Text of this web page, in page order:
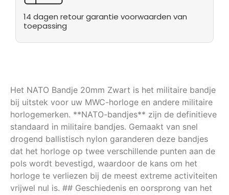
14 dagen retour garantie voorwaarden van
toepassing
Het NATO Bandje 20mm Zwart is het militaire bandje
bij uitstek voor uw MWC-horloge en andere militaire
horlogemerken. **NATO-bandjes** zijn de definitieve
standaard in militaire bandjes. Gemaakt van snel
drogend ballistisch nylon garanderen deze bandjes
dat het horloge op twee verschillende punten aan de
pols wordt bevestigd, waardoor de kans om het
horloge te verliezen bij de meest extreme activiteiten
vrijwel nul is. ## Geschiedenis en oorsprong van het